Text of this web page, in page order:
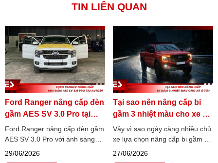
TIN LIÊN QUAN
Ford Ranger nâng cấp đèn
gầm AES SV 3.0 Pro tại
Auto39
Ford Ranger nâng cấp đèn gầm
AES SV 3.0 Pro với ánh sáng
4800K bám đường, trợ pha Elip
29/06/2026
Tại sao nên nâng cấp bi
gầm 3 nhiệt màu cho xe ô
tô?
Vậy vì sao ngày càng nhiều chủ
xe lựa chọn nâng cấp bi gầm 3
nhiệt màu thay vì các dòng đèn
27/06/2026